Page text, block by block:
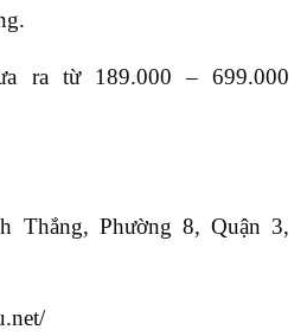
ra từ 189.000 – 699.000
Thắng, Phường 8, Quận 3,